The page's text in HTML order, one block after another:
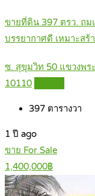
ขายที่ดิน 397 ตรว. ถ
บรรยากาศดี เหมาะส
ซ. สุขุมวิท 50 แขวงพร
10110
397 ตารางวา
1 ปี ago
ขาย For Sale
1,400,000฿